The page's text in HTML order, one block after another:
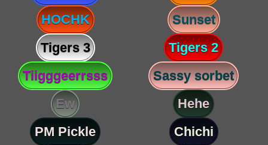
HOCHK
Sunset
Tigers 3
Tigers 2
Tiigggeerrsss
Sassy sorbet
Ew
Hehe
PM Pickle
Chichi